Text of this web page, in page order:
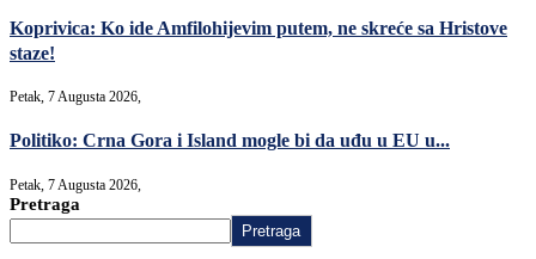
Koprivica: Ko ide Amfilohijevim putem, ne skreće sa Hristove
staze!
Petak, 7 Augusta 2026,
Politiko: Crna Gora i Island mogle bi da uđu u EU u...
Petak, 7 Augusta 2026,
Pretraga
Pretraga